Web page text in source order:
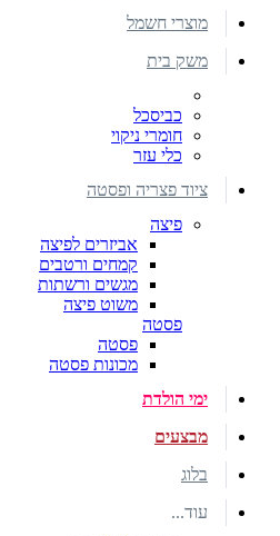
מוצרי חשמל
משק בית
כביסכל
חומרי ניקוי
כלי עזר
ציוד פצריה ופסטה
פיצה
אביזרים לפיצה
קמחים ורטבים
מגשים ורשתות
משוט פיצה
פסטה
פסטה
מכונות פסטה
ימי הולדת
מבצעים
בלוג
עוד...